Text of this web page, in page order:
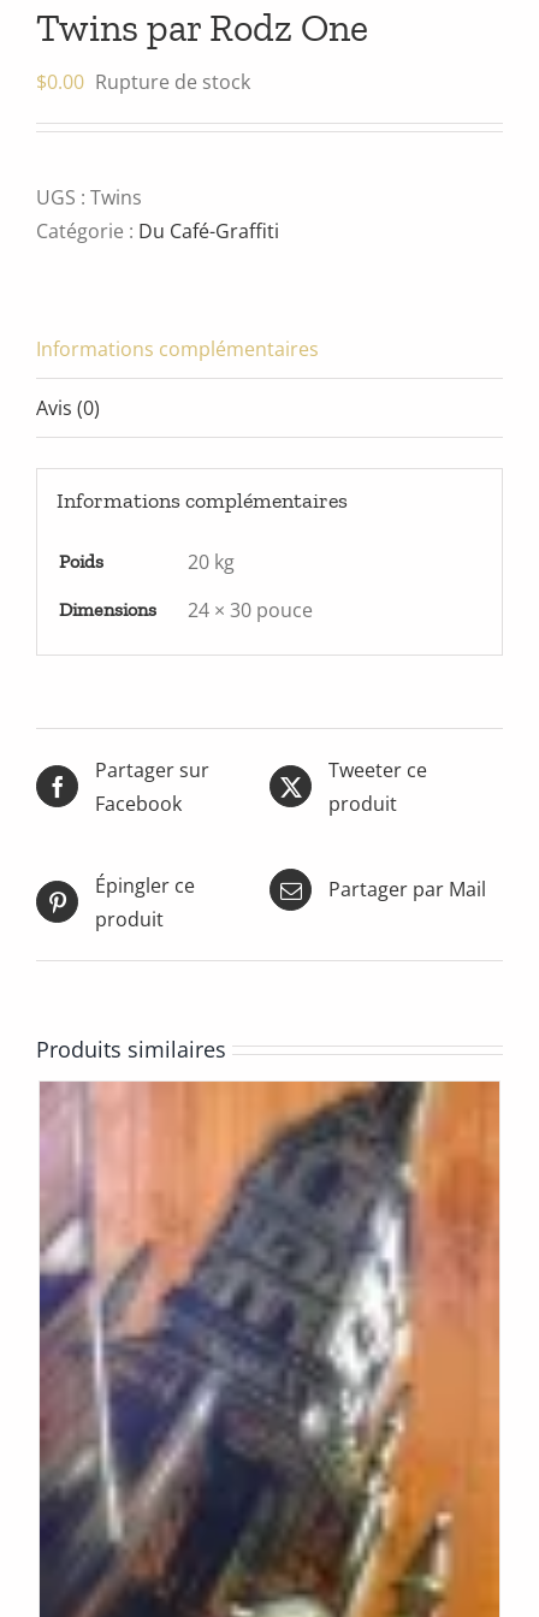
Twins par Rodz One
$0.00 Rupture de stock
UGS : Twins
Catégorie : Du Café-Graffiti
Informations complémentaires
Avis (0)
Informations complémentaires
Poids 20 kg
Dimensions 24 × 30 pouce
Partager sur
Facebook
Tweeter ce
produit
Épingler ce
produit
Partager par Mail
Produits similaires